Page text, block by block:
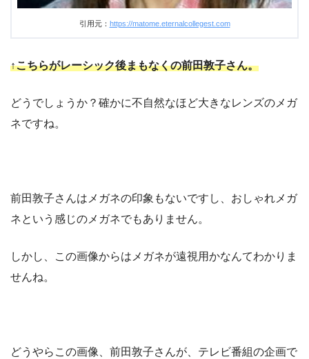
引用元： https://matome.eternalcollegest.com
↑こちらがレーシック後まもなくの前田敦子さん。
どうでしょうか？確かに不自然なほど大きなレンズのメガ
ネですね。
前田敦子さんはメガネの印象もないですし、おしゃれメガ
ネという感じのメガネでもありません。
しかし、この画像からはメガネが遠視用かなんてわかりま
せんね。
どうやらこの画像、前田敦子さんが、テレビ番組の企画で